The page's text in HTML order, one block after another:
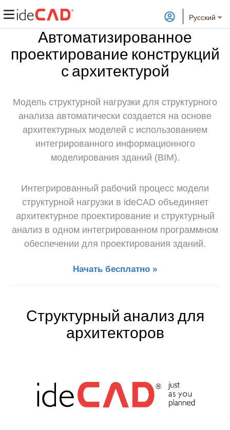
Русский
Автоматизированное
проектирование конструкций
с архитектурой
Модель структурной нагрузки для структурного
анализа автоматически создается на основе
архитектурных моделей с использованием
интегрированного информационного
моделирования зданий (BIM).
Интегрированный рабочий процесс модели
структурной нагрузки в ideCAD объединяет
архитектурное проектирование и структурный
анализ в одном интегрированном программном
обеспечении для проектирования зданий.
Начать бесплатно »
Структурный анализ для
архитекторов